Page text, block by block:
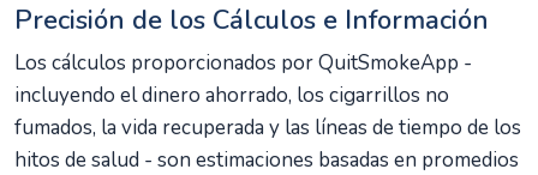
Precisión de los Cálculos e Información
Los cálculos proporcionados por QuitSmokeApp -
incluyendo el dinero ahorrado, los cigarrillos no
fumados, la vida recuperada y las líneas de tiempo de los
hitos de salud - son estimaciones basadas en promedios